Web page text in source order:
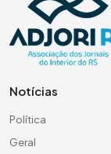
Notícias
Política
Geral